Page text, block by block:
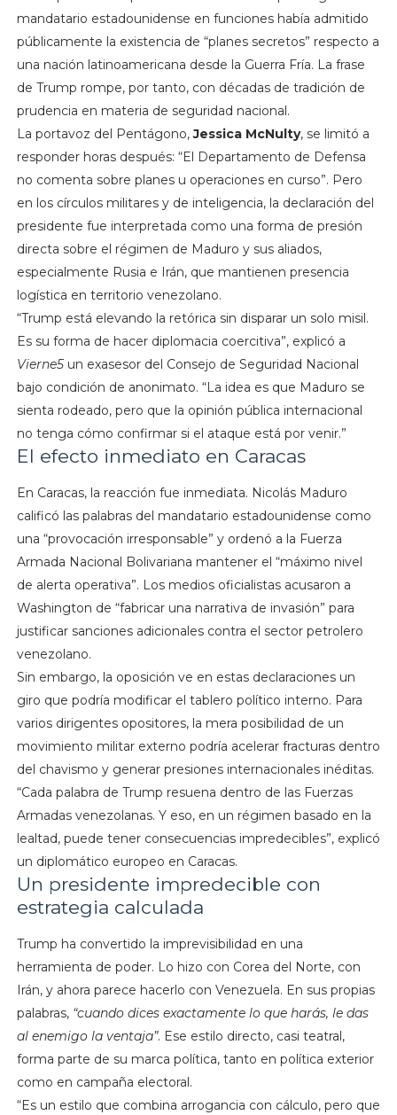
mandatario estadounidense en funciones había admitido
públicamente la existencia de “planes secretos” respecto a
una nación latinoamericana desde la Guerra Fría. La frase
de Trump rompe, por tanto, con décadas de tradición de
prudencia en materia de seguridad nacional.
La portavoz del Pentágono,Jessica McNulty, se limitó a
responder horas después: “El Departamento de Defensa
no comenta sobre planes u operaciones en curso”. Pero
en los círculos militares y de inteligencia, la declaración del
presidente fue interpretada como una forma de presión
directa sobre el régimen de Maduro y sus aliados,
especialmente Rusia e Irán, que mantienen presencia
logística en territorio venezolano.
“Trump está elevando la retórica sin disparar un solo misil.
Es su forma de hacer diplomacia coercitiva”, explicó a
Vierne5un exasesor del Consejo de Seguridad Nacional
bajo condición de anonimato. “La idea es que Maduro se
sienta rodeado, pero que la opinión pública internacional
no tenga cómo confirmar si el ataque está por venir.”
El efecto inmediato en Caracas
En Caracas, la reacción fue inmediata. Nicolás Maduro
calificó las palabras del mandatario estadounidense como
una “provocación irresponsable” y ordenó a la Fuerza
Armada Nacional Bolivariana mantener el “máximo nivel
de alerta operativa”. Los medios oficialistas acusaron a
Washington de “fabricar una narrativa de invasión” para
justificar sanciones adicionales contra el sector petrolero
venezolano.
Sin embargo, la oposición ve en estas declaraciones un
giro que podría modificar el tablero político interno. Para
varios dirigentes opositores, la mera posibilidad de un
movimiento militar externo podría acelerar fracturas dentro
del chavismo y generar presiones internacionales inéditas.
“Cada palabra de Trump resuena dentro de las Fuerzas
Armadas venezolanas. Y eso, en un régimen basado en la
lealtad, puede tener consecuencias impredecibles”, explicó
un diplomático europeo en Caracas.
Un presidente impredecible con
estrategia calculada
Trump ha convertido la imprevisibilidad en una
herramienta de poder. Lo hizo con Corea del Norte, con
Irán, y ahora parece hacerlo con Venezuela. En sus propias
palabras, “cuando dices exactamente lo que harás, le das
al enemigo la ventaja”. Ese estilo directo, casi teatral,
forma parte de su marca política, tanto en política exterior
como en campaña electoral.
“Es un estilo que combina arrogancia con cálculo, pero que